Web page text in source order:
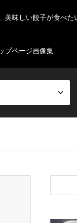
味しい餃子が食べた
プページ画像集